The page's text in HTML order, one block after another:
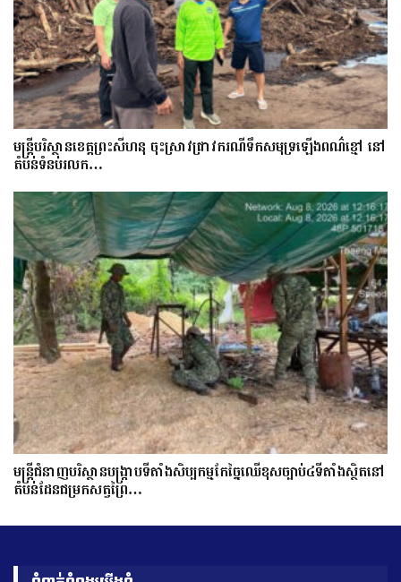
មន្រ្តីបរិស្ថានខេត្តព្រះសីហនុ ចុះស្រាវជ្រាវករណីទឹកសមុទ្រឡើងពណ៌ខ្មៅ នៅ
តំបន់ទំនប់រលក…
មន្ត្រីជំនាញបរិស្ថានបង្រ្កាបទីតាំងសិប្បកម្មកែច្នៃឈើខុសច្បាប់៤ទីតាំងស្ថិតនៅ
តំបន់ដែនជម្រកសត្វព្រៃ…